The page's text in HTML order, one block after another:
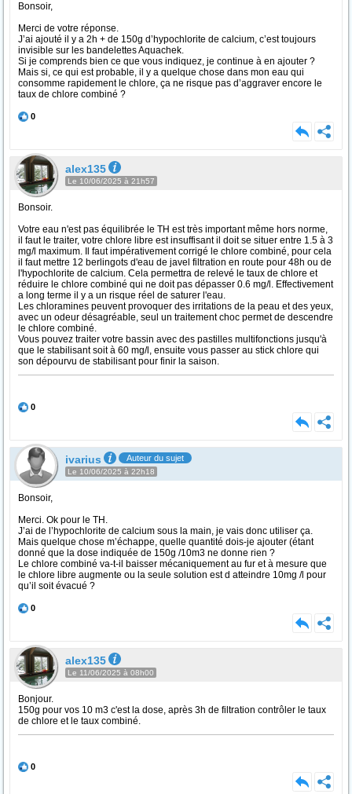
Bonsoir,
Merci de votre réponse.
J’ai ajouté il y a 2h + de 150g d’hypochlorite de calcium, c’est toujours
invisible sur les bandelettes Aquachek.
Si je comprends bien ce que vous indiquez, je continue à en ajouter ?
Mais si, ce qui est probable, il y a quelque chose dans mon eau qui
consomme rapidement le chlore, ça ne risque pas d’aggraver encore le
taux de chlore combiné ?
0
alex135
Le 10/06/2025 à 21h57
Bonsoir.
Votre eau n'est pas équilibrée le TH est très important même hors norme,
il faut le traiter, votre chlore libre est insuffisant il doit se situer entre 1.5 à 3
mg/l maximum. Il faut impérativement corrigé le chlore combiné, pour cela
il faut mettre 12 berlingots d'eau de javel filtration en route pour 48h ou de
l'hypochlorite de calcium. Cela permettra de relevé le taux de chlore et
réduire le chlore combiné qui ne doit pas dépasser 0.6 mg/l. Effectivement
a long terme il y a un risque réel de saturer l'eau.
Les chloramines peuvent provoquer des irritations de la peau et des yeux,
avec un odeur désagréable, seul un traitement choc permet de descendre
le chlore combiné.
Vous pouvez traiter votre bassin avec des pastilles multifonctions jusqu'à
que le stabilisant soit à 60 mg/l, ensuite vous passer au stick chlore qui
son dépourvu de stabilisant pour finir la saison.
0
ivarius Auteur du sujet
Le 10/06/2025 à 22h18
Bonsoir,
Merci. Ok pour le TH.
J’ai de l’hypochlorite de calcium sous la main, je vais donc utiliser ça.
Mais quelque chose m’échappe, quelle quantité dois-je ajouter (étant
donné que la dose indiquée de 150g /10m3 ne donne rien ?
Le chlore combiné va-t-il baisser mécaniquement au fur et à mesure que
le chlore libre augmente ou la seule solution est d atteindre 10mg /l pour
qu’il soit évacué ?
0
alex135
Le 11/06/2025 à 08h00
Bonjour.
150g pour vos 10 m3 c'est la dose, après 3h de filtration contrôler le taux
de chlore et le taux combiné.
0